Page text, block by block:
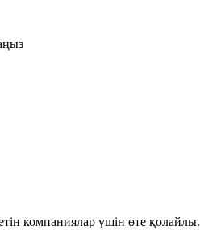
компаниялар үшін өте қолайлы.